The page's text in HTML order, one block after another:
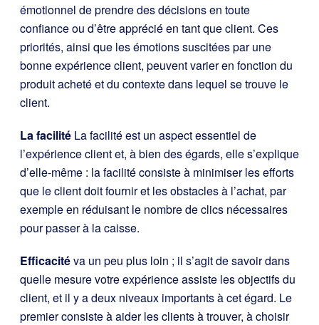
émotionnel de prendre des décisions en toute
confiance ou d’être apprécié en tant que client. Ces
priorités, ainsi que les émotions suscitées par une
bonne expérience client, peuvent varier en fonction du
produit acheté et du contexte dans lequel se trouve le
client.
La facilité La facilité est un aspect essentiel de
l’expérience client et, à bien des égards, elle s’explique
d’elle-même : la facilité consiste à minimiser les efforts
que le client doit fournir et les obstacles à l’achat, par
exemple en réduisant le nombre de clics nécessaires
pour passer à la caisse.
Efficacitéva un peu plus loin ; il s’agit de savoir dans
quelle mesure votre expérience assiste les objectifs du
client, et il y a deux niveaux importants à cet égard. Le
premier consiste à aider les clients à trouver, à choisir